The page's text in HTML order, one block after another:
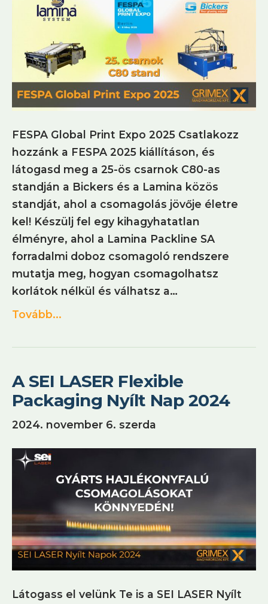
FESPA Global Print Expo 2025 Csatlakozz
hozzánk a FESPA 2025 kiállításon, és
látogasd meg a 25-ös csarnok C80-as
standján a Bickers és a Lamina közös
standját, ahol a csomagolás jövője életre
kel! Készülj fel egy kihagyhatatlan
élményre, ahol a Lamina Packline SA
forradalmi doboz csomagoló rendszere
mutatja meg, hogyan csomagolhatsz
korlátok nélkül és válhatsz a…
Tovább...
A SEI LASER Flexible
Packaging Nyílt Nap 2024
2024. november 6. szerda
Látogass el velünk Te is a SEI LASER Nyílt